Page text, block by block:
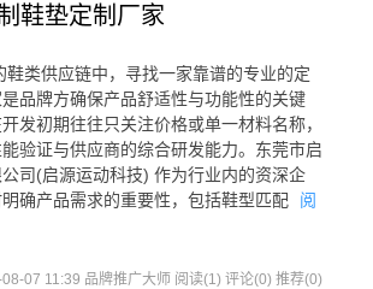
鞋垫定制厂家
鞋类供应链中，寻找一家靠谱的专业的定
品牌方确保产品舒适性与功能性的关键
发初期往往只关注价格或单一材料名称，
验证与供应商的综合研发能力。东莞市启
司(启源运动科技) 作为行业内的资深企
确产品需求的重要性，包括鞋型匹配
阅
07 11:39 品牌推广大师 阅读(1) 评论(0) 推荐(0)